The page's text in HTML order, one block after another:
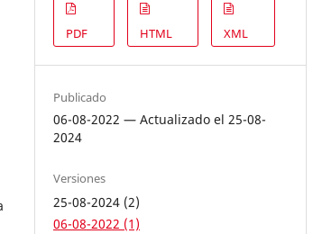
PDF HTML XML
Publicado
06-08-2022 — Actualizado el 25-08-
2024
Versiones
25-08-2024 (2)
06-08-2022 (1)